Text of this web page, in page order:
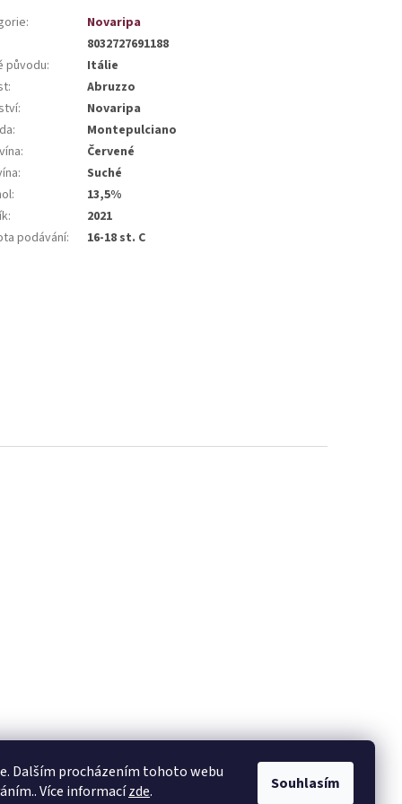
Dalším procházením tohoto webu
Více informacízde. Souhlasím
:
Novaripa
8032727691188
původu:
Itálie
:
Abruzzo
:
Novaripa
:
Montepulciano
:
Červené
:
Suché
:
13,5%
:
2021
podávání: 16-18 st. C